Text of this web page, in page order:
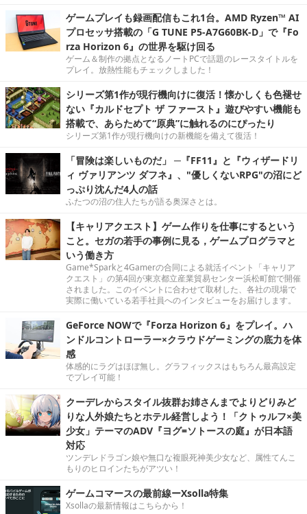
ゲームプレイも録画配信もこれ1台。AMD Ryzen™ AI
プロセッサ搭載の「G TUNE P5-A7G60BK-D」で『Fo
rza Horizon 6』の世界を駆け回る
ゲーム＆制作の拠点となるノートPCで話題のレースタイトルを
プレイ。放熱性能もチェックしました！
シリーズ第1作が現行機向けに復活！懐かしくも色褪せ
ない『カルドセプト ザ ファースト』遊びやすい機能も
搭載で、あらためて“原典”に触れるのにぴったり
シリーズ第1作が現行機向けの新機能を備えて復活！
「冒険は楽しいものだ」 ─『FF11』と『ウィザードリ
ィ ヴァリアンツ ダフネ』、"優しくないRPG"の沼にど
っぷり沈んだ4人の話
ふたつの沼の住人たちが語る奥深さとは。
【キャリアクエスト】ゲーム作りを仕事にするという
こと。セガの若手の事例に見る，ゲームプログラマと
いう働き方
Game*Sparkと4Gamerの合同による就活イベント「キャリア
クエスト」の第4回が東京都立産業貿易センター浜松町館で開催
されました。このイベントに合わせて取材した、各社の現場で
実際に働いている若手社員へのインタビューをお届けします。
GeForce NOWで『Forza Horizon 6』をプレイ。ハ
ンドルコントローラー×クラウドゲーミングの底力を体
感
体感的にラグはほぼ無し。グラフィックスはもちろん最高設定
でプレイ可能！
クーデレからスタイル抜群お姉さんまでよりどりみど
りな人外娘たちとホテル経営しよう！「クトゥルフ×美
少女」テーマのADV『ヨグ=ソトースの庭』が日本語
対応
ツンデレドラゴン娘や無口な複眼死神美少女など、属性てんこ
もりのヒロインたちがアツい！
ゲームコマースの最前線ーXsolla特集
Xsollaの最新情報はこちらから！